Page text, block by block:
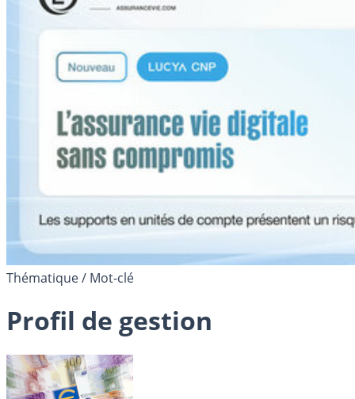
Thématique / Mot-clé
Profil de gestion